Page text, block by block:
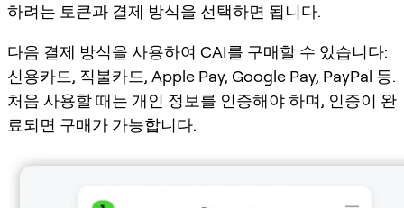
하려는 토큰과 결제 방식을 선택하면 됩니다.
다음 결제 방식을 사용하여 CAI를 구매할 수 있습니다:
신용카드, 직불카드, Apple Pay, Google Pay, PayPal 등.
처음 사용할 때는 개인 정보를 인증해야 하며, 인증이 완
료되면 구매가 가능합니다.